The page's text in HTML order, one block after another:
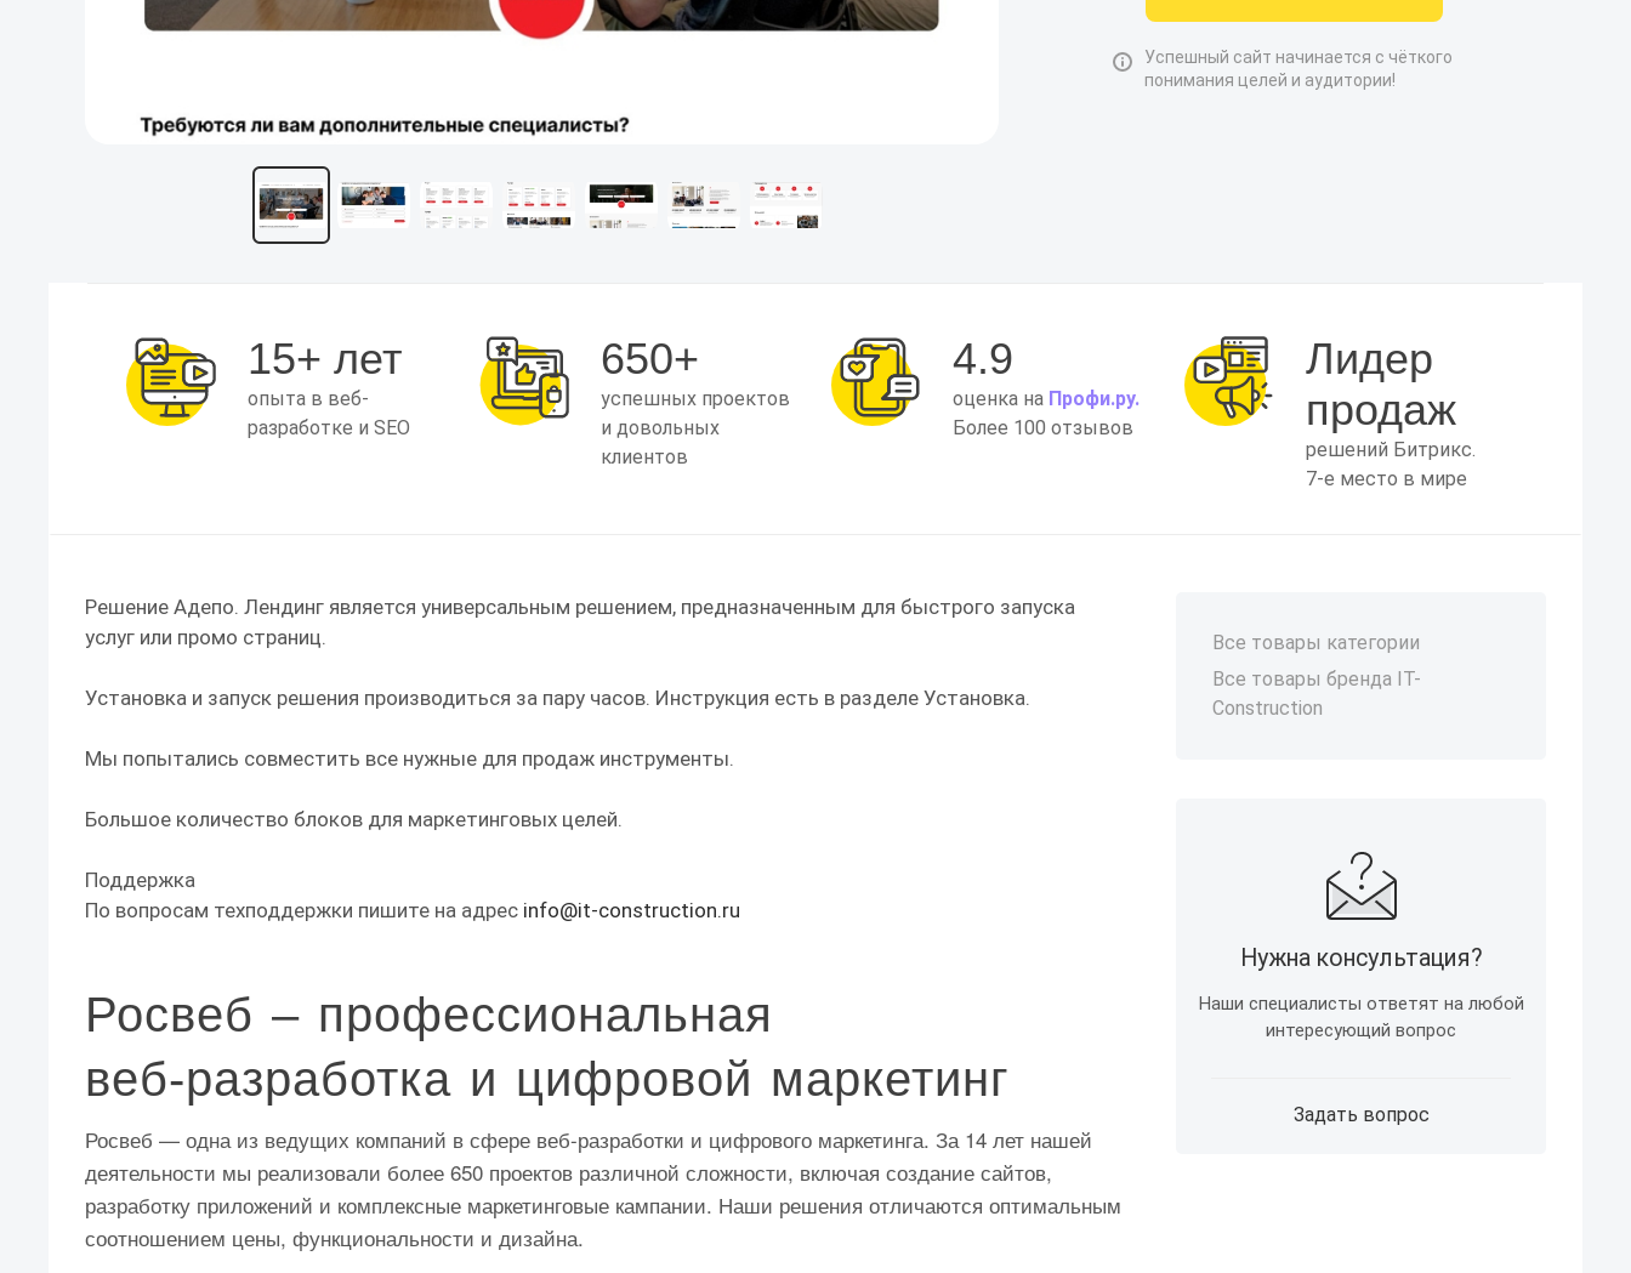
Успешный сайт начинается с чёткого
понимания целей и аудитории!
15+ лет
опыта в веб-
разработке и SEO
650+
успешных проектов
и довольных
клиентов
4.9
оценка на Профи.ру.
Более 100 отзывов
Лидер
продаж
решений Битрикс.
7-е место в мире
Решение Адепо. Лендинг является универсальным решением, предназначенным для быстрого запуска
услуг или промо страниц.
Установка и запуск решения производиться за пару часов. Инструкция есть в разделе Установка.
Мы попытались совместить все нужные для продаж инструменты.
Большое количество блоков для маркетинговых целей.
Поддержка
По вопросам техподдержки пишите на адрес info@it-construction.ru
Росвеб – профессиональная
веб‑разработка и цифровой маркетинг
Росвеб — одна из ведущих компаний в сфере веб-разработки и цифрового маркетинга. За 14 лет нашей
деятельности мы реализовали более 650 проектов различной сложности, включая создание сайтов,
разработку приложений и комплексные маркетинговые кампании. Наши решения отличаются оптимальным
соотношением цены, функциональности и дизайна.
Все товары категории
Все товары бренда IT-
Construction
Нужна консультация?
Наши специалисты ответят на любой
интересующий вопрос
Задать вопрос